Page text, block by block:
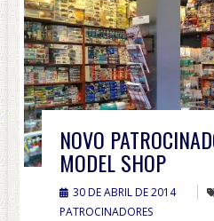
NOVO
MODEL SHOP
30 DE ABRIL DE 2014
PATROCINADORES